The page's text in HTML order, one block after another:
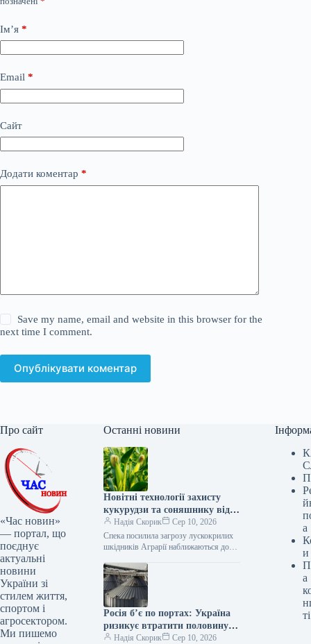
Ім’я *
Email *
Сайт
Додати коментар *
Save my name, email and website in this browser for the
next time I comment.
Опублікувати коментар
Про сайт
«Час новин»
— портал, що
поєднує
актуальні
новини
України зі
стилем життя,
спортом і
агросектором.
Ми пишемо
Останні новини
Новітні технології захисту
кукурудзи та соняшнику від
лускокрилих шкідників
Надія Скорик
Сер 10, 2026
Спека посилила загрозу лускокрилих
шкідників Аграрії наближаються до
та зернових колосових, проте боротьба
за майбутній урожай
Росія б’є по портах: Україна
ризикує втратити половину
агроекспорту
Надія Скорик Сер 10, 2026
а
и
а
ті